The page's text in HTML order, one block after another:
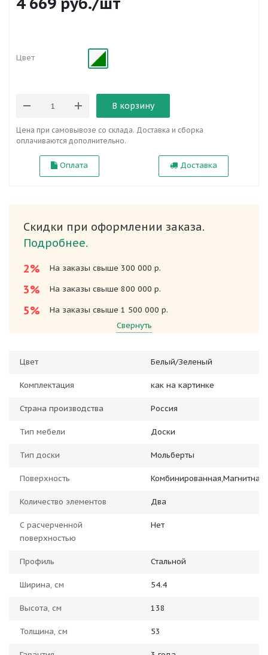
Цвет
В корзину
Цена при самовывозе со склада. Доставка и сборка
оплачиваются дополнительно.
Оплата Доставка
Скидки при оформлении заказа.
Подробнее.
2%
На заказы свыше 300 000 р.
3% На заказы свыше 800 000 р.
5%
На заказы свыше 1 500 000 р.
Свернуть
Цвет Белый/Зеленый
Комплектация как на картинке
Страна производства Россия
Тип мебели Доски
Тип доски Мольберты
Поверхность Комбинированная,Магнитная
Количество элементов Два
С расчерченной
поверхностью
Нет
Профиль Стальной
Ширина, см 54.4
Высота, см 138
Толщина, см 53